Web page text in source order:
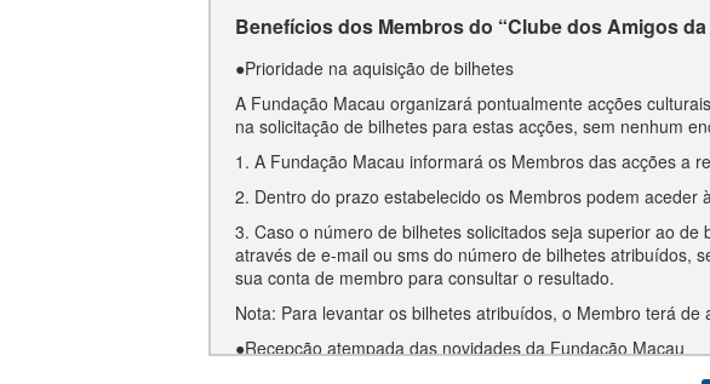
Benefícios dos Membros do “Clube dos Amigos
●Prioridade na aquisição de bilhetes
A Fundação Macau organizará pontualmente acções
na solicitação de bilhetes para estas acções, sem nenhum
1. A Fundação Macau informará os Membros das acções a
2. Dentro do prazo estabelecido os Membros podem
3. Caso o número de bilhetes solicitados seja superior ao
através de e-mail ou sms do número de bilhetes atribuídos,
sua conta de membro para consultar o resultado.
Nota: Para levantar os bilhetes atribuídos, o Membro terá
●Recepção atempada das novidades da Fundação Macau